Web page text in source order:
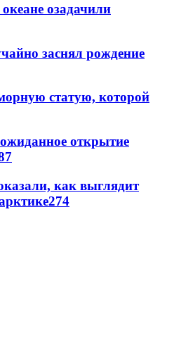
озадачили
заснял рождение
статую, которой
открытие
как выглядит
274